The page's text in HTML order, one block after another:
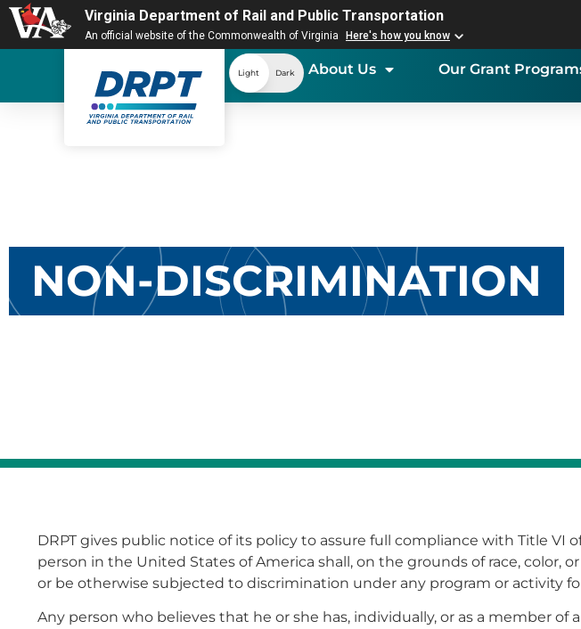
Virginia Department of Rail and Public Transportation
An official website of the Commonwealth of Virginia Here's how you know
Light Dark About Us Our Grant
NON-DISCRIMINATION
DRPT gives public notice of its policy to assure full compliance with Title VI
person in the United States of America shall, on the grounds of race,
or be otherwise subjected to discrimination under any program or activity
Any person who believes that he or she has, individually, or as a member